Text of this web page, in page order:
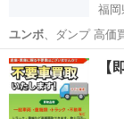
福岡
ユンボ
福岡 北九州市
【